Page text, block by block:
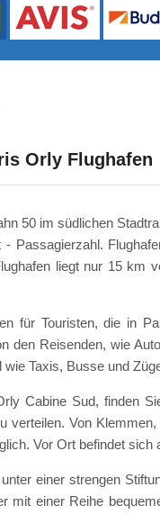
Orly Flughafen
50 im südlichen
Passagierzahl.
liegt nur 15 km
für Touristen, die in
den Reisenden, wie
Taxis, Busse und
Cabine Sud, finden
verteilen. Von
Vor Ort befindet
einer strengen
mit einer Reihe